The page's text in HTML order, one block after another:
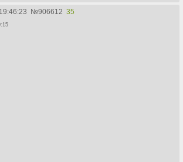
№906612 35